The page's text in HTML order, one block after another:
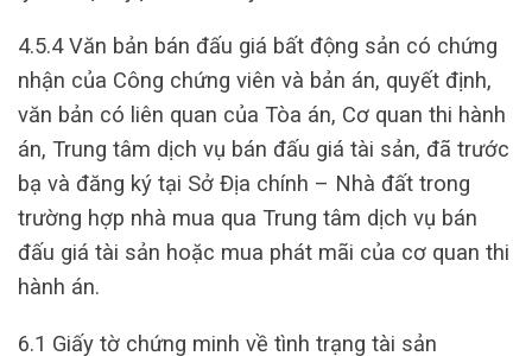
4.5.4 Văn bản bán đấu giá bất động sản có chứng
nhận của Công chứng viên và bản án, quyết định,
văn bản có liên quan của Tòa án, Cơ quan thi hành
án, Trung tâm dịch vụ bán đấu giá tài sản, đã trước
bạ và đăng ký tại Sở Địa chính – Nhà đất trong
trường hợp nhà mua qua Trung tâm dịch vụ bán
đấu giá tài sản hoặc mua phát mãi của cơ quan thi
hành án.
6.1 Giấy tờ chứng minh về tình trạng tài sản